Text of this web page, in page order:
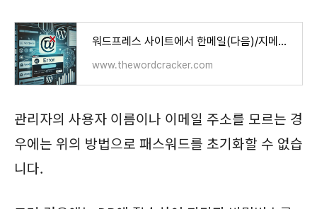
워드프레스 사이트에서 한메일(다음)/지메일로 이메일이 전송되지 않는 경우 - 워드프레스 정보
www.thewordcracker.com
관리자의 사용자 이름이나 이메일 주소를 모르는 경
우에는 위의 방법으로 패스워드를 초기화할 수 없습
니다.